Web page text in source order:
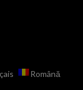
Română